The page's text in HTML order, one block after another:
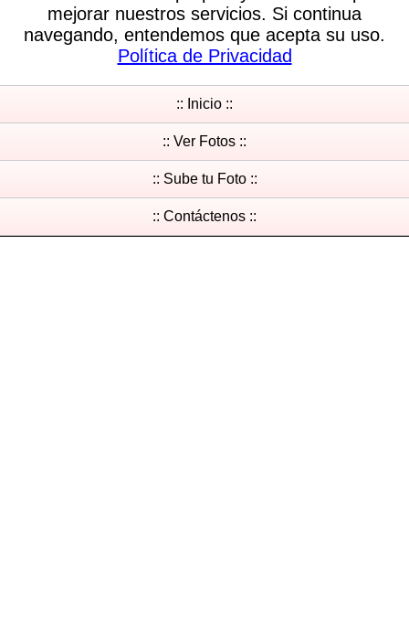
mejorar nuestros servicios. Si continua
navegando, entendemos que acepta su uso.
Política de Privacidad
:: Inicio ::
:: Ver Fotos ::
:: Sube tu Foto ::
:: Contáctenos ::